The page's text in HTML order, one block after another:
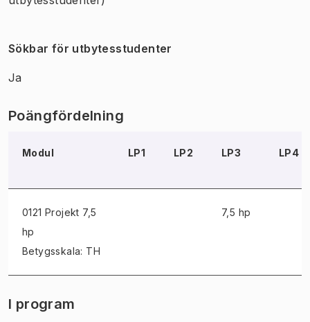
Sökbar för utbytesstudenter
Ja
Poängfördelning
Modul LP1 LP2 LP3 LP4
0121 Projekt 7,5
hp
Betygsskala: TH
7,5 hp
I program